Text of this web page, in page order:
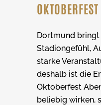
Dortmund bringt
Stadiongefühl,
starke
deshalb ist die
Oktoberfest
beliebig wirken,